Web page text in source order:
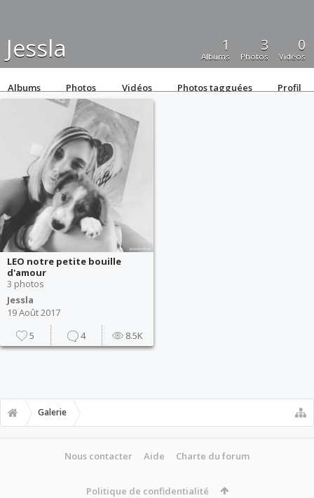
Jessla 1
Albums
3
Photos
0
Vidéos
Albums Photos Vidéos Photos tagguées Profil
LEO notre petite bouille
d'amour
3 photos
Jessla
19 Août 2017
5
4 8.5K
Galerie
Nous contacter Aide Charte du forum
Politique de confidentialité